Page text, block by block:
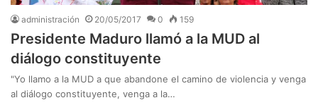
administración 20/05/2017 0 159
Presidente Maduro llamó a la MUD al
diálogo constituyente
"Yo llamo a la MUD a que abandone el camino de violencia y venga
al diálogo constituyente, venga a la…